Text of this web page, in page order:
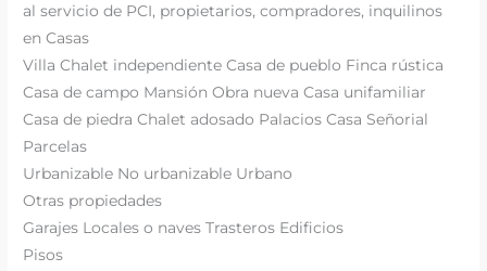
al servicio de PCI, propietarios, compradores, inquilinos
en Casas
Villa Chalet independiente Casa de pueblo Finca rústica
Casa de campo Mansión Obra nueva Casa unifamiliar
Casa de piedra Chalet adosado Palacios Casa Señorial
Parcelas
Urbanizable No urbanizable Urbano
Otras propiedades
Garajes Locales o naves Trasteros Edificios
Pisos